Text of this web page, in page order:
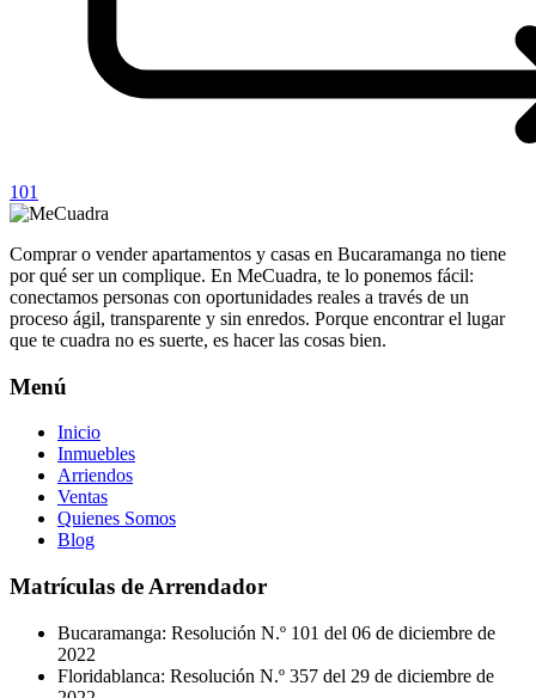
101
Comprar o vender apartamentos y casas en Bucaramanga no tiene
por qué ser un complique. En MeCuadra, te lo ponemos fácil:
conectamos personas con oportunidades reales a través de un
proceso ágil, transparente y sin enredos. Porque encontrar el lugar
que te cuadra no es suerte, es hacer las cosas bien.
Menú
Inicio
Inmuebles
Arriendos
Ventas
Quienes Somos
Blog
Matrículas de Arrendador
Bucaramanga: Resolución N.º 101 del 06 de diciembre de
2022
Floridablanca: Resolución N.º 357 del 29 de diciembre de